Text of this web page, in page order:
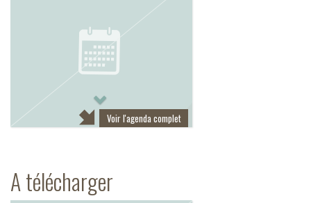
Voir l'agenda complet
A télécharger